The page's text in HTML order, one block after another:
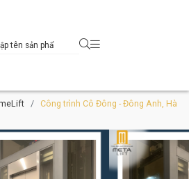
Công trình Cô Đông - Đông Anh, Hà